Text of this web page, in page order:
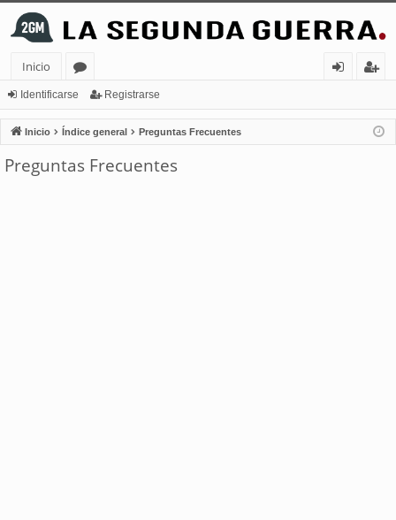
Inicio
or
os
nt
ifi
ist
ra
Identificarse Registrarse
Inicio Índice general Preguntas Frecuentes
Preguntas Frecuentes